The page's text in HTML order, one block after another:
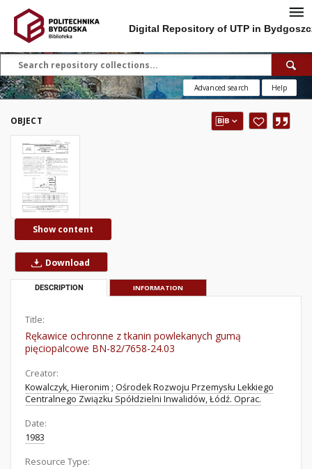
Digital Repository of UTP in
Advanced search Help
OBJECT
Show content
Download
DESCRIPTION INFORMATION
Title:
Rękawice ochronne z tkanin powlekanych gumą
pięciopalcowe BN-82/7658-24.03
Creator:
Kowalczyk, Hieronim ; Ośrodek Rozwoju Przemysłu Lekkiego
Centralnego Związku Spółdzielni Inwalidów, Łódź. Oprac.
Date:
1983
Resource Type: